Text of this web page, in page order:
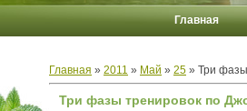
Главная
Главная » 2011 » Май » 25 » Три
Три фазы тренировок по